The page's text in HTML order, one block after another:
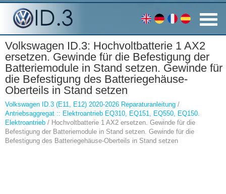
Volkswagen ID.3: Hochvoltbatterie 1 AX2
ersetzen. Gewinde für die Befestigung der
Batteriemodule in Stand setzen. Gewinde für
die Befestigung des Batteriegehäuse-
Oberteils in Stand setzen
Volkswagen ID.3 (E11, E12) 2020-2026 Reparaturanleitung /
Antriebsaggregat :: Elektroantrieb EQ310, EQ151, EQ550, EQ150.
Elektroantrieb / Hochvoltbatterie 1 AX2 ersetzen. Gewinde für die
Befestigung der Batteriemodule in Stand setzen. Gewinde für die
Befestigung des Batteriegehäuse-Oberteils in Stand setzen